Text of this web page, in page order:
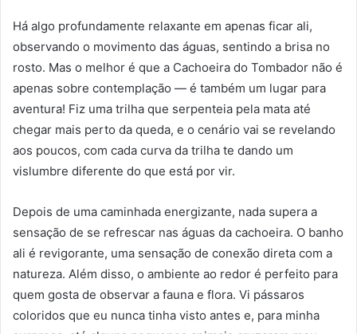
Há algo profundamente relaxante em apenas ficar ali,
observando o movimento das águas, sentindo a brisa no
rosto. Mas o melhor é que a Cachoeira do Tombador não é
apenas sobre contemplação — é também um lugar para
aventura! Fiz uma trilha que serpenteia pela mata até
chegar mais perto da queda, e o cenário vai se revelando
aos poucos, com cada curva da trilha te dando um
vislumbre diferente do que está por vir.
Depois de uma caminhada energizante, nada supera a
sensação de se refrescar nas águas da cachoeira. O banho
ali é revigorante, uma sensação de conexão direta com a
natureza. Além disso, o ambiente ao redor é perfeito para
quem gosta de observar a fauna e flora. Vi pássaros
coloridos que eu nunca tinha visto antes e, para minha